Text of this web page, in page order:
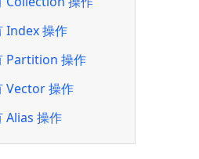
Index 操作
Partition 操作
Vector 操作
Alias 操作